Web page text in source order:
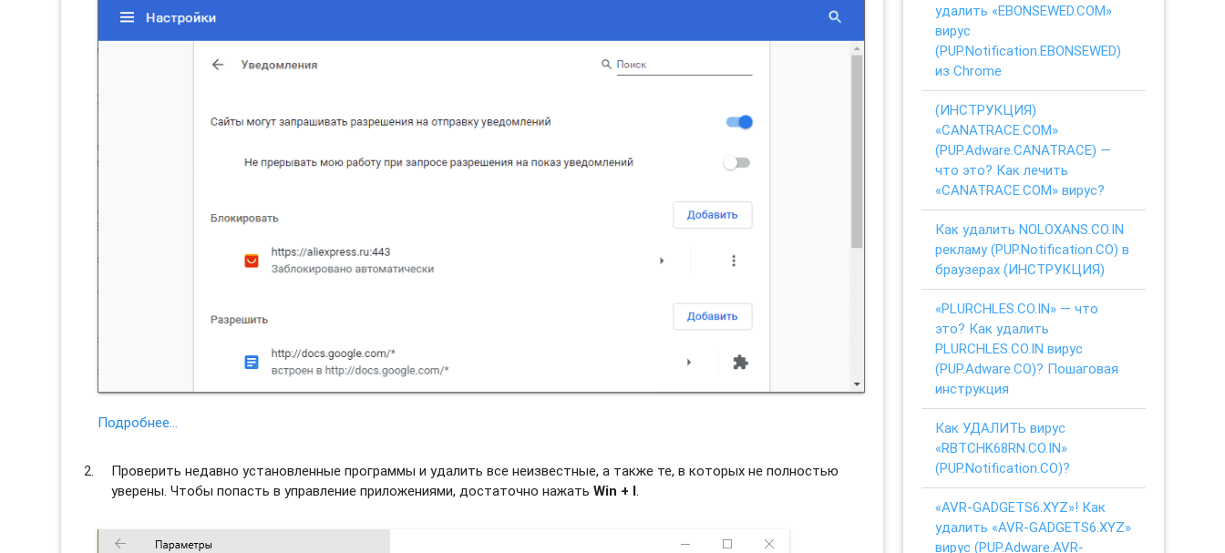
Подробнее…
Проверить недавно установленные программы и удалить все неизвестные, а также те, в которых не полностью
уверены. Чтобы попасть в управление приложениями, достаточно нажатьWin + I
удалить «EBONSEWED.COM»
вирус
(PUP.Notification.EBONSEWED)
из Chrome
(ИНСТРУКЦИЯ)
«CANATRACE.COM»
(PUP.Adware.CANATRACE) —
что это? Как лечить
«CANATRACE.COM» вирус?
Как удалить NOLOXANS.CO.IN
рекламу (PUP.Notification.CO) в
браузерах (ИНСТРУКЦИЯ)
«PLURCHLES.CO.IN» — что
это? Как удалить
PLURCHLES.CO.IN вирус
(PUP.Adware.CO)? Пошаговая
инструкция
Как УДАЛИТЬ вирус
«RBTCHK68RN.CO.IN»
(PUP.Notification.CO)?
«AVR-GADGETS6.XYZ»! Как
удалить «AVR-GADGETS6.XYZ»
вирус (PUP.Adware.AVR-